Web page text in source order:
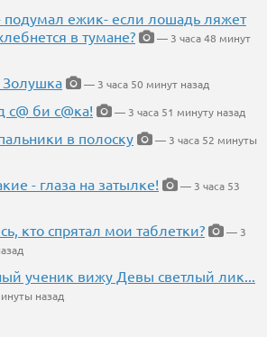
подумал ежик- если лошадь ляжет
в тумане?
— 3 часа 48 минут
Золушка
— 3 часа 50 минут назад
би с@ка!
— 3 часа 51 минуту назад
в полоску
— 3 часа 52 минуты
- глаза на затылке!
— 3 часа 53
кто спрятал мои таблетки?
— 3
ученик вижу Девы светлый лик...
назад